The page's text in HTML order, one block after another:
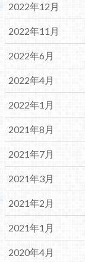
2022年12月
2022年11月
2022年6月
2022年4月
2022年1月
2021年8月
2021年7月
2021年3月
2021年2月
2021年1月
2020年4月